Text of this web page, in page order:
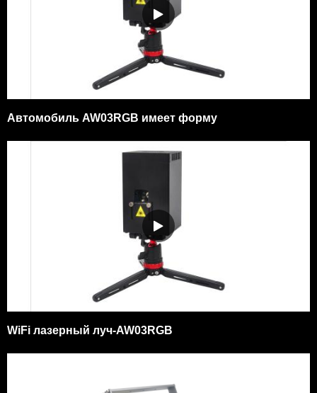
Автомобиль AW03RGB имеет форму
WiFi лазерный луч-AW03RGB